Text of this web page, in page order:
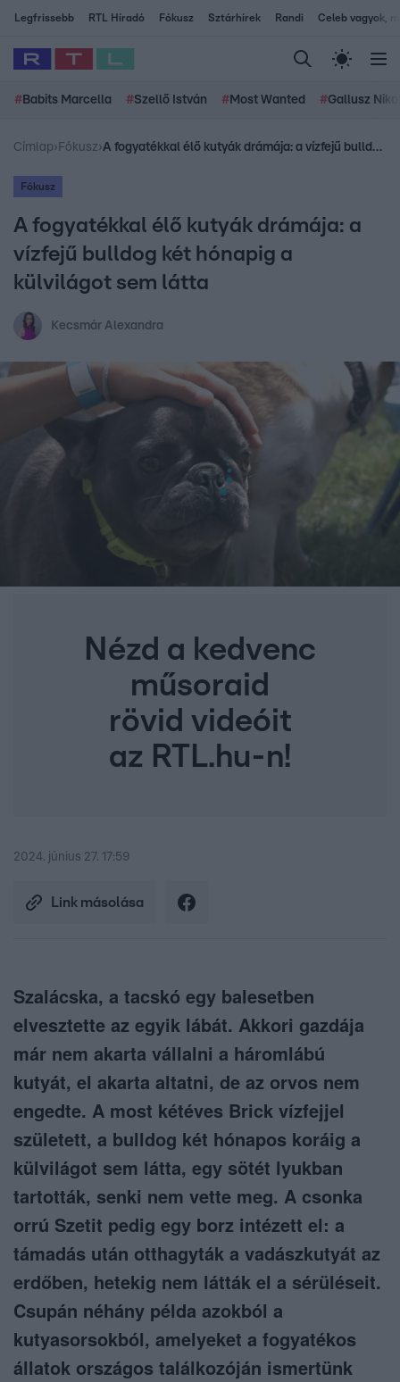
Legfrissebb RTL Híradó Fókusz Sztárhírek Randi Celeb vagyok,
# Babits Marcella #Szellő István # Most Wanted #Gallusz
Címlap› Fókusz› A fogyatékkal élő kutyák drámája: a vízfejű bulldog két hónapig a külvilágot sem látta
Fókusz
A fogyatékkal élő kutyák drámája: a
vízfejű bulldog két hónapig a
külvilágot sem látta
Kecsmár Alexandra
Nézd a kedvenc
műsoraid
rövid videóit
az RTL.hu-n!
2024. június 27. 17:59
Link másolása
Szalácska, a tacskó egy balesetben
elvesztette az egyik lábát. Akkori gazdája
már nem akarta vállalni a háromlábú
kutyát, el akarta altatni, de az orvos nem
engedte. A most kétéves Brick vízfejjel
született, a bulldog két hónapos koráig a
külvilágot sem látta, egy sötét lyukban
tartották, senki nem vette meg. A csonka
orrú Szetit pedig egy borz intézett el: a
támadás után otthagyták a vadászkutyát az
erdőben, hetekig nem látták el a sérüléseit.
Csupán néhány példa azokból a
kutyasorsokból, amelyeket a fogyatékos
állatok országos találkozóján ismertünk